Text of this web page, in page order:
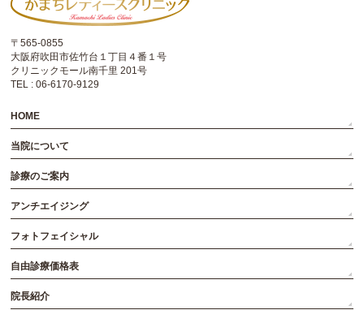
〒565-0855
大阪府吹田市佐竹台１丁目４番１号
クリニックモール南千里 201号
TEL : 06-6170-9129
HOME
当院について
診療のご案内
アンチエイジング
フォトフェイシャル
自由診療価格表
院長紹介